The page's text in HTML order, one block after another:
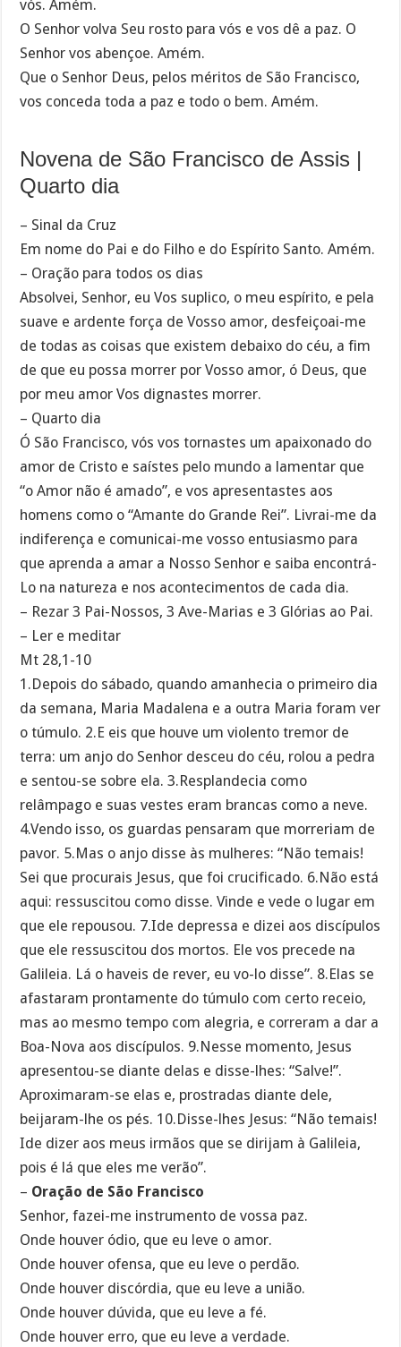
vós. Amém.
O Senhor volva Seu rosto para vós e vos dê a paz. O
Senhor vos abençoe. Amém.
Que o Senhor Deus, pelos méritos de São Francisco,
vos conceda toda a paz e todo o bem. Amém.
Novena de São Francisco de Assis |
Quarto dia
– Sinal da Cruz
Em nome do Pai e do Filho e do Espírito Santo. Amém.
– Oração para todos os dias
Absolvei, Senhor, eu Vos suplico, o meu espírito, e pela
suave e ardente força de Vosso amor, desfeiçoai-me
de todas as coisas que existem debaixo do céu, a fim
de que eu possa morrer por Vosso amor, ó Deus, que
por meu amor Vos dignastes morrer.
– Quarto dia
Ó São Francisco, vós vos tornastes um apaixonado do
amor de Cristo e saístes pelo mundo a lamentar que
“o Amor não é amado”, e vos apresentastes aos
homens como o “Amante do Grande Rei”. Livrai-me da
indiferença e comunicai-me vosso entusiasmo para
que aprenda a amar a Nosso Senhor e saiba encontrá-
Lo na natureza e nos acontecimentos de cada dia.
– Rezar 3 Pai-Nossos, 3 Ave-Marias e 3 Glórias ao Pai.
– Ler e meditar
Mt 28,1-10
1.Depois do sábado, quando amanhecia o primeiro dia
da semana, Maria Madalena e a outra Maria foram ver
o túmulo. 2.E eis que houve um violento tremor de
terra: um anjo do Senhor desceu do céu, rolou a pedra
e sentou-se sobre ela. 3.Resplandecia como
relâmpago e suas vestes eram brancas como a neve.
4.Vendo isso, os guardas pensaram que morreriam de
pavor. 5.Mas o anjo disse às mulheres: “Não temais!
Sei que procurais Jesus, que foi crucificado. 6.Não está
aqui: ressuscitou como disse. Vinde e vede o lugar em
que ele repousou. 7.Ide depressa e dizei aos discípulos
que ele ressuscitou dos mortos. Ele vos precede na
Galileia. Lá o haveis de rever, eu vo-lo disse”. 8.Elas se
afastaram prontamente do túmulo com certo receio,
mas ao mesmo tempo com alegria, e correram a dar a
Boa-Nova aos discípulos. 9.Nesse momento, Jesus
apresentou-se diante delas e disse-lhes: “Salve!”.
Aproximaram-se elas e, prostradas diante dele,
beijaram-lhe os pés. 10.Disse-lhes Jesus: “Não temais!
Ide dizer aos meus irmãos que se dirijam à Galileia,
pois é lá que eles me verão”.
– Oração de São Francisco
Senhor, fazei-me instrumento de vossa paz.
Onde houver ódio, que eu leve o amor.
Onde houver ofensa, que eu leve o perdão.
Onde houver discórdia, que eu leve a união.
Onde houver dúvida, que eu leve a fé.
Onde houver erro, que eu leve a verdade.